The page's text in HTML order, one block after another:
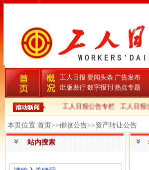
工人日报 要闻头条 广告发布
出版发行 数字报刊 热点专题
工人日报公告专栏 工人日报
本页位置:首页>>催收公告>>资产转让公告
站内搜索